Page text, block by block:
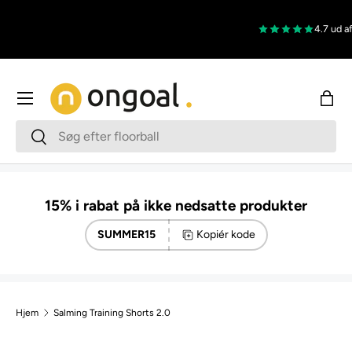
4.7 ud af
SøgSøg
Menu
15% i rabat på ikke nedsatte produkter
SUMMER15 Kopiér kode
Hjem Salming Training Shorts 2.0